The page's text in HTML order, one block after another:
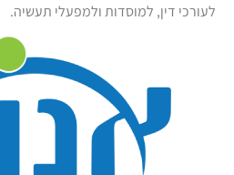
לעורכי דין, למוסדות ולמפעלי תעשיה.